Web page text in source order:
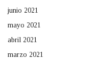
junio 2021
mayo 2021
abril 2021
marzo 2021